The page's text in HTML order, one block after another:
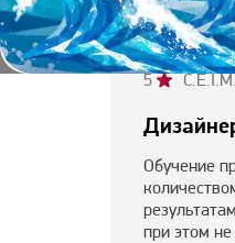
Ольга
5
Обучение
при этом